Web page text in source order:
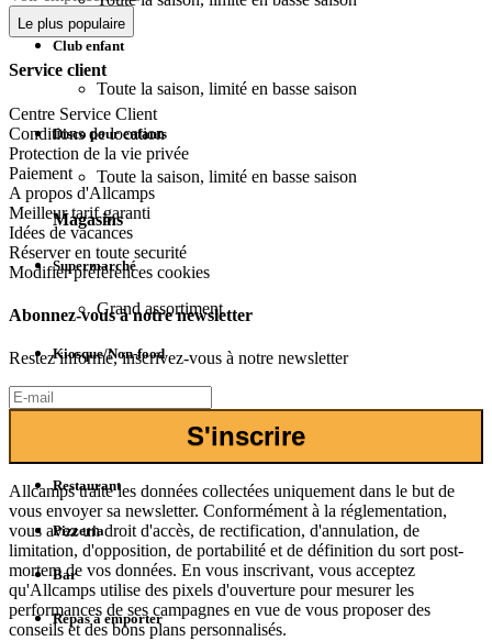
Club enfant
Toute la saison, limité en basse saison
Disco pour enfants
Toute la saison, limité en basse saison
Magasins
Supermarché
Grand assortiment
Kiosque/Non-food
Restaurant
Pizzeria
Bar
Repas à emporter
Le plus populaire
Service client
Centre Service Client
Conditions de location
Protection de la vie privée
Paiement
A propos d'Allcamps
Meilleur tarif garanti
Idées de vacances
Réserver en toute securité
Modifier préférences cookies
Abonnez-vous à notre newsletter
Restez informé, inscrivez-vous à notre newsletter
S'inscrire
Allcamps traite les données collectées uniquement dans le but de
vous envoyer sa newsletter. Conformément à la réglementation,
vous avez un droit d'accès, de rectification, d'annulation, de
limitation, d'opposition, de portabilité et de définition du sort post-
mortem de vos données. En vous inscrivant, vous acceptez
qu'Allcamps utilise des pixels d'ouverture pour mesurer les
performances de ses campagnes en vue de vous proposer des
conseils et des bons plans personnalisés.